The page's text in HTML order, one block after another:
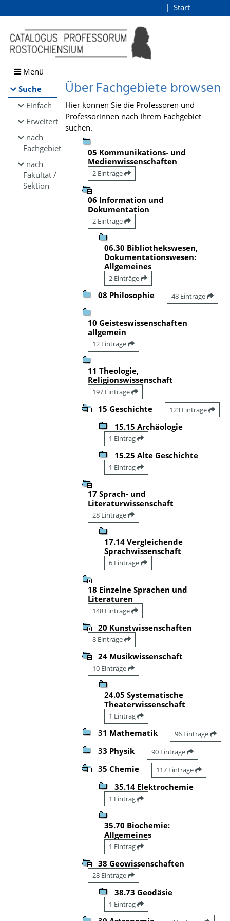
Browsen
direkt zum Inhalt
Start
Menü
Suche
Einfach
Erweitert
nach
Fachgebiet
nach
Fakultät /
Sektion
Über Fachgebiete browsen
Hier können Sie die Professoren und
Professorinnen nach Ihrem Fachgebiet
suchen.
05 Kommunikations- und
Medienwissenschaften
2 Einträge
06 Information und
Dokumentation
2 Einträge
06.30 Bibliothekswesen,
Dokumentationswesen:
Allgemeines
2 Einträge
08 Philosophie 48 Einträge
10 Geisteswissenschaften
allgemein
12 Einträge
11 Theologie,
Religionswissenschaft
197 Einträge
15 Geschichte 123 Einträge
15.15 Archäologie
1 Eintrag
15.25 Alte Geschichte
1 Eintrag
17 Sprach- und
Literaturwissenschaft
28 Einträge
17.14 Vergleichende
Sprachwissenschaft
6 Einträge
18 Einzelne Sprachen und
Literaturen
148 Einträge
20 Kunstwissenschaften
8 Einträge
24 Musikwissenschaft
10 Einträge
24.05 Systematische
Theaterwissenschaft
1 Eintrag
31 Mathematik 96 Einträge
33 Physik 90 Einträge
35 Chemie 117 Einträge
35.14 Elektrochemie
1 Eintrag
35.70 Biochemie:
Allgemeines
1 Eintrag
38 Geowissenschaften
28 Einträge
38.73 Geodäsie
1 Eintrag